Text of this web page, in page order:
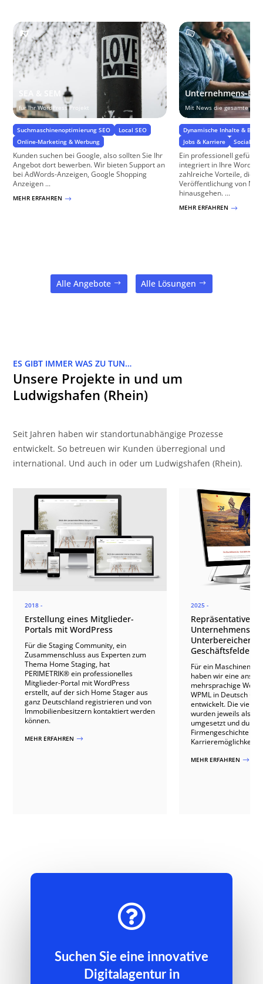
für Ihr WordPress Projekt
Suchmaschinenoptimierung SEO
Local SEO
Online-Marketing & Werbung
Kunden suchen bei Google, also sollten Sie Ihr
Angebot dort bewerben. Wir bieten Support an
bei AdWords-Anzeigen, Google Shopping
Anzeigen ...
MEHR ERFAHREN $
Unternehmens-
Mit News die gesamte
Dynamische Inhalte &
Jobs & Karriere
Social
Ein professionell
integriert in Ihre
zahlreiche Vorteile, die
Veröffentlichung von
hinausgehen. ...
MEHR ERFAHREN $
Alle Angebote Alle Lösungen
ES GIBT IMMER WAS ZU TUN…
Unsere Projekte in und um
Ludwigshafen (Rhein)
Seit Jahren haben wir standortunabhängige Prozesse
entwickelt. So betreuen wir Kunden überregional und
international. Und auch in oder um Ludwigshafen (Rhein).
2018 -
Erstellung eines Mitglieder-
Portals mit WordPress
Für die Staging Community, ein
Zusammenschluss aus Experten zum
Thema Home Staging, hat
PERIMETRIK® ein professionelles
Mitglieder-Portal mit WordPress
erstellt, auf der sich Home Stager aus
ganz Deutschland registrieren und von
Immobilienbesitzern kontaktiert werden
können.
MEHR ERFAHREN $
2025 -
Repräsentative
Unterbereichen
Geschäftsfelder
Für ein
haben wir eine
mehrsprachige
WPML in Deutsch
entwickelt. Die vier
wurden jeweils als
umgesetzt und durch
Firmengeschichte
MEHR ERFAHREN $

Suchen Sie eine innovative
Digitalagentur in